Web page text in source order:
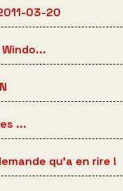
03-20
...
qu'a en rire !